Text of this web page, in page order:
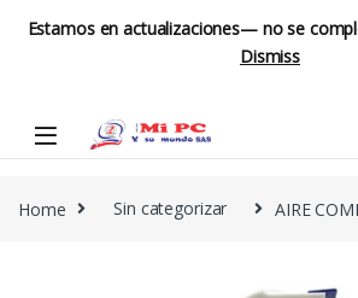
Skip to navigation
Skip to content
Home Sin categorizar AIRE
Estamos en actualizaciones— no se
Dismiss